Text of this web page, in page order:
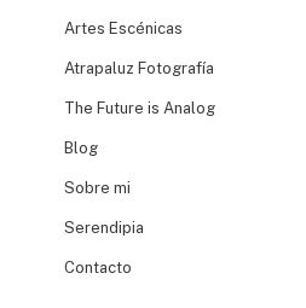
Artes Escénicas
Atrapaluz Fotografía
The Future is Analog
Blog
Sobre mi
Serendipia
Contacto